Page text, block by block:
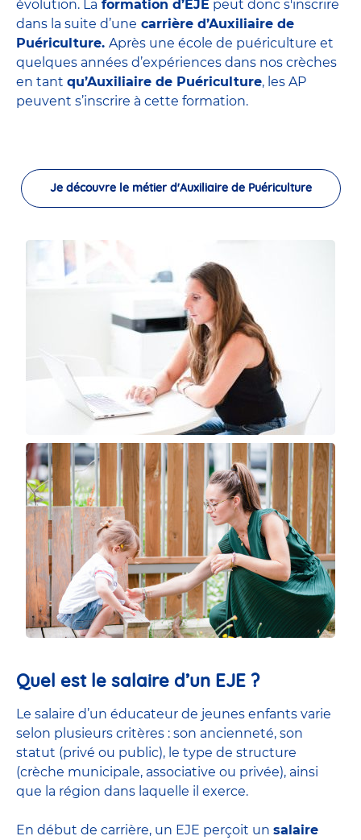
évolution. La formation d’EJE peut donc s'inscrire
dans la suite d’une carrière d’Auxiliaire de
Puériculture. Après une école de puériculture et
quelques années d’expériences dans nos crèches
en tant qu’Auxiliaire de Puériculture, les AP
peuvent s’inscrire à cette formation.
Je découvre le métier d'Auxiliaire de Puériculture
Quel est le salaire d’un EJE ?
Le salaire d’un éducateur de jeunes enfants varie
selon plusieurs critères : son ancienneté, son
statut (privé ou public), le type de structure
(crèche municipale, associative ou privée), ainsi
que la région dans laquelle il exerce.
En début de carrière, un EJE perçoit un salaire